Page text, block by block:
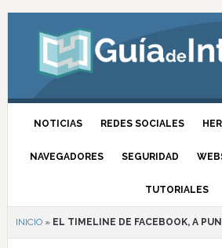
NOTICIAS REDES SOCIALES
NAVEGADORES SEGURIDAD
TUTORIALES
INICIO» EL TIMELINE DE FACEBOOK, A